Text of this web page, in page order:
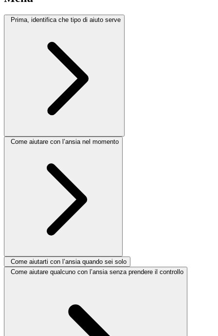
Prima, identifica che tipo di aiuto serve
Come aiutare con l’ansia nel momento
Come aiutarti con l’ansia quando sei solo
Come aiutare qualcuno con l’ansia senza prendere il controllo